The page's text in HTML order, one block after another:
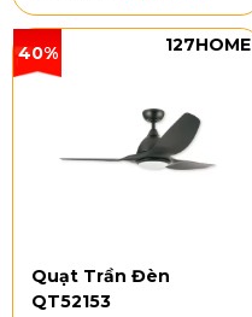
40% 127HOME
Quạt Trần Đèn
QT52153